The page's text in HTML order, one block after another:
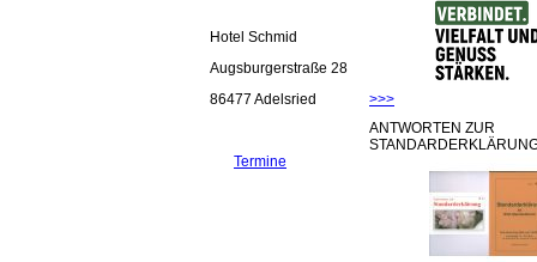
Hotel Schmid
Augsburgerstraße 28
86477 Adelsried
Termine
>>>
ANTWORTEN ZUR